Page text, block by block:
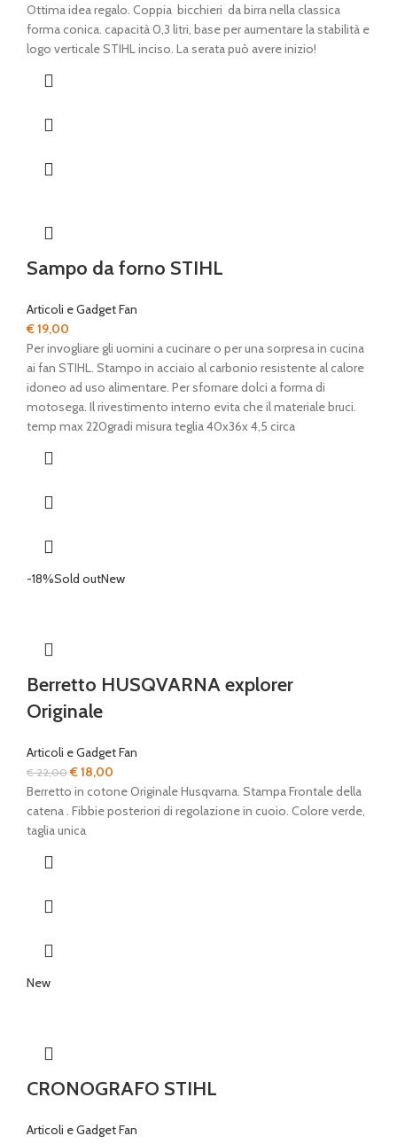
Ottima idea regalo. Coppia bicchieri da birra nella classica
forma conica. capacità 0,3 litri, base per aumentare la stabilità e
logo verticale STIHL inciso. La serata può avere inizio!
Sampo da forno STIHL
Articoli e Gadget Fan
€19,00
Per invogliare gli uomini a cucinare o per una sorpresa in cucina
ai fan STIHL. Stampo in acciaio al carbonio resistente al calore
idoneo ad uso alimentare. Per sfornare dolci a forma di
motosega. Il rivestimento interno evita che il materiale bruci.
temp max 220gradi misura teglia 40x36x 4,5 circa
-18%Sold outNew
Berretto HUSQVARNA explorer
Originale
Articoli e Gadget Fan
€22,00Il
prezzo
originale
era:
€18,00
prezzo
attuale
Berretto in cotone Originale Husqvarna. Stampa Frontale della
catena . Fibbie posteriori di regolazione in cuoio. Colore verde,
taglia unica
New
CRONOGRAFO STIHL
Articoli e Gadget Fan